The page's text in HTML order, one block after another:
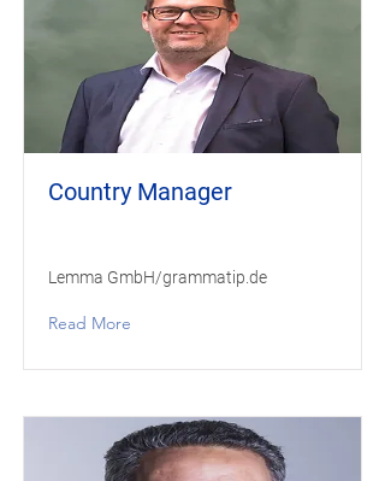
Country Manager
Lemma GmbH/grammatip.de
Read More